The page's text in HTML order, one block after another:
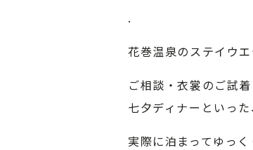
.
花巻温泉のステイウ
ご相談・衣裳のご試
七夕ディナーといっ
実際に泊まってゆっ